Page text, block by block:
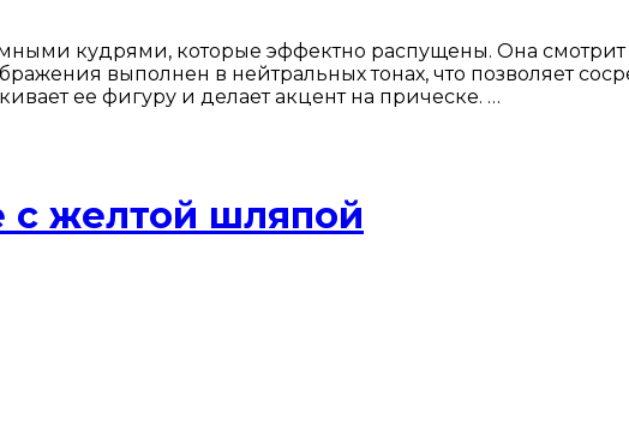
кудрями, которые эффектно распущены. Она смотрит
выполнен в нейтральных тонах, что позволяет
ее фигуру и делает акцент на прическе. …
желтой шляпой